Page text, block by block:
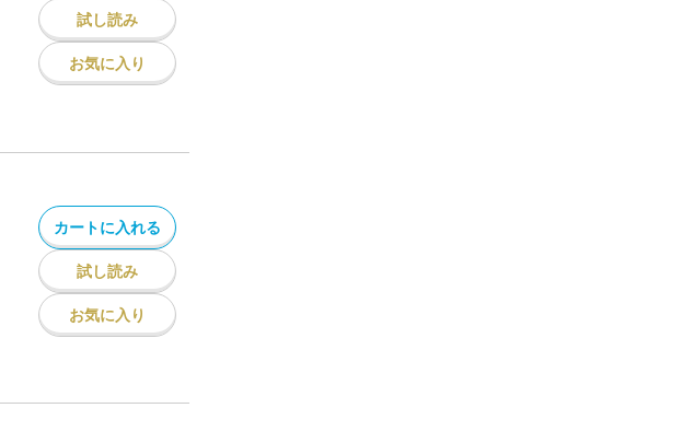
試し読み
お気に入り
カートに入れる
試し読み
お気に入り